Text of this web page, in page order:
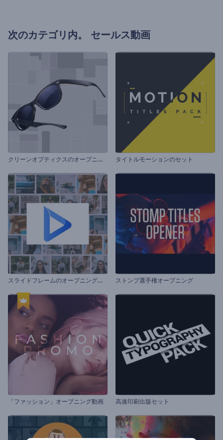
次のカテゴリ内。 セールス動画
ク
リーンオプティクスのオープニング動画 タイトルモーションのセット
ス
ライドフレームのオープニング動画 ストンプ選手権オープニング
「ファッション」オープニング動画 高速印刷出版セット